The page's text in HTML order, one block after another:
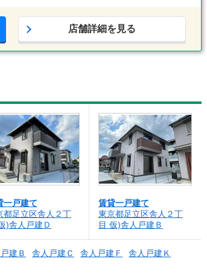
店舗詳細を見る
一戸建て
都足立区舎人２丁
)舎人戸建Ｄ
賃貸一戸建て
東京都足立区舎人２丁
目 仮)舎人戸建Ｂ
建Ｂ 舎人戸建Ｃ 舎人戸建Ｆ
舎人戸建Ｋ